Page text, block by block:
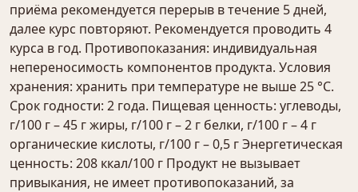
приёма рекомендуется перерыв в течение 5 дней,
далее курс повторяют. Рекомендуется проводить 4
курса в год. Противопоказания: индивидуальная
непереносимость компонентов продукта. Условия
хранения: хранить при температуре не выше 25 °С.
Срок годности: 2 года. Пищевая ценность: углеводы,
г/100 г – 45 г жиры, г/100 г – 2 г белки, г/100 г – 4 г
органические кислоты, г/100 г – 0,5 г Энергетическая
ценность: 208 ккал/100 г Продукт не вызывает
привыкания, не имеет противопоказаний, за